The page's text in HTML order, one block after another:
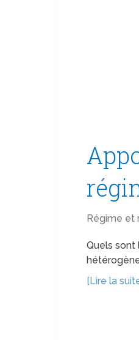
Régime et
Quels sont
[Lire la